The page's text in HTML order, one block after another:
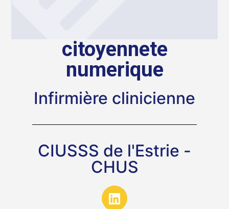
citoyennete
numerique
Infirmière clinicienne
CIUSSS de l'Estrie -
CHUS